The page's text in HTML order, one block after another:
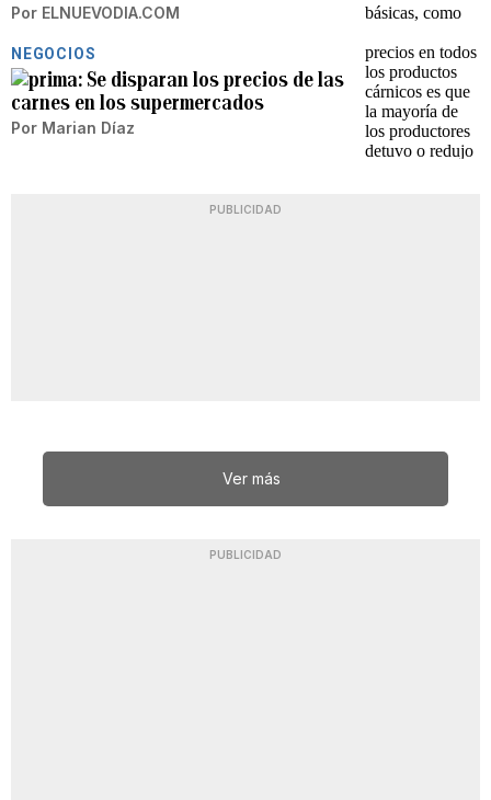
Por ELNUEVODIA.COM
NEGOCIOS
Se disparan los precios de las
carnes en los supermercados
Por Marian Díaz
PUBLICIDAD
Ver más
PUBLICIDAD